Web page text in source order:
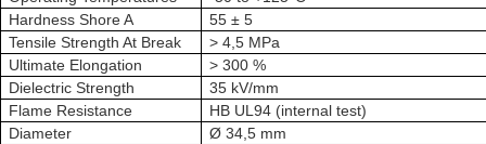
Hardness Shore A
55 ± 5
Tensile Strength At Break
> 4,5 MPa
Ultimate Elongation
> 300 %
Dielectric Strength
35 kV/mm
Flame Resistance
HB UL94 (internal test)
Diameter
Ø 34,5 mm